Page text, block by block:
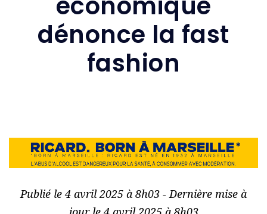
dénonce la fast
fashion
Publié le 4 avril 2025 à 8h03 - Dernière mise à